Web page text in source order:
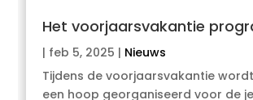
Het voorjaarsvakantie
| feb 5, 2025 | Nieuws
Tijdens de voorjaarsvakantie
een hoop georganiseerd voor de